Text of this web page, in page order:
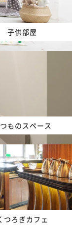
子供部屋
ものスペース
つろぎカフェ